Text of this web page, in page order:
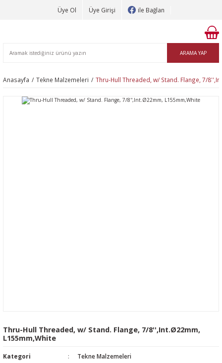
Üye Ol Üye Girişi ile Bağlan
ARAMA YAP
Anasayfa Tekne Malzemeleri Thru-Hull Threaded, w/ Stand. Flange, 7/
Thru-Hull Threaded, w/ Stand. Flange, 7/8'',Int.Ø22mm,
L155mm,White
Kategori
Tekne Malzemeleri